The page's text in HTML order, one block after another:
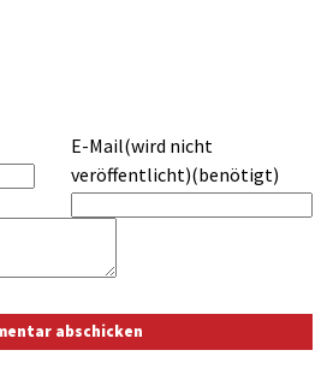
E-Mail(wird nicht
veröffentlicht)(benötigt)